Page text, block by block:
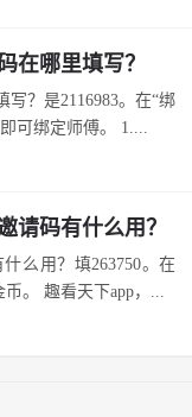
在哪里填写？
？是2116983。在“绑
可绑定师傅。 1....
请码有什么用？
么用？填263750。在
。 趣看天下app，...